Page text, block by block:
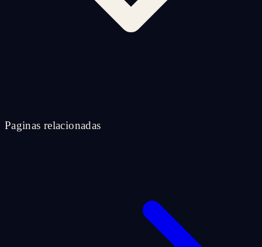
Paginas relacionadas